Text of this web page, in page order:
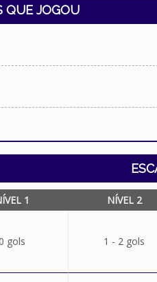
QUE JOGOU
1 NÍVEL 2
gols 1 - 2 gols